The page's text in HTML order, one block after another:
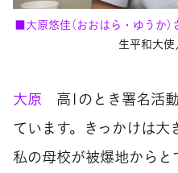
■大原悠佳（おおはら・ゆうか）
生平和大
大原 高1のとき署名活
ています。きっかけは大
私の母校が被爆地から